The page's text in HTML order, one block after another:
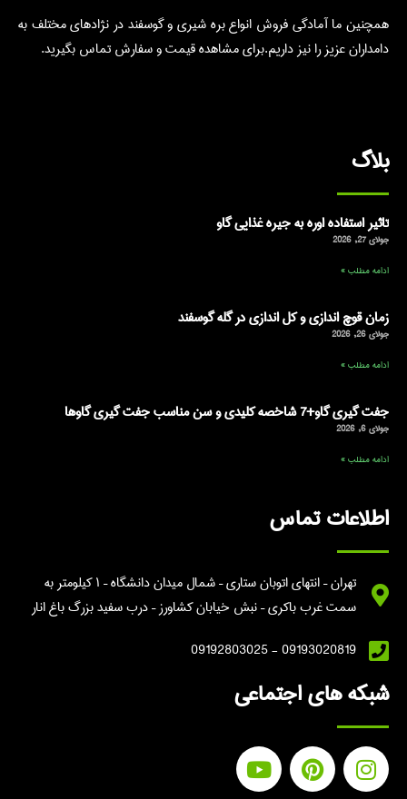
همچنین ما آمادگی فروش انواع بره شیری و گوسفند در نژادهای مختلف به
دامداران عزیز را نیز داریم.برای مشاهده قیمت و سفارش تماس بگیرید.
بلاگ
تاثیر استفاده اوره به جیره غذایی گاو
جولای 27, 2026
ادامه مطلب »
زمان قوچ اندازی و کل اندازی در گله گوسفند
جولای 26, 2026
ادامه مطلب »
جفت گیری گاو+7 شاخصه کلیدی و سن مناسب جفت گیری گاوها
جولای 6, 2026
ادامه مطلب »
اطلاعات تماس
تهران – انتهای اتوبان ستاری – شمال میدان دانشگاه – ۱ کیلومتر به
سمت غرب باکری – نبش خیابان کشاورز – درب سفید بزرگ باغ انار
09193020819 - 09192803025
شبکه های اجتماعی